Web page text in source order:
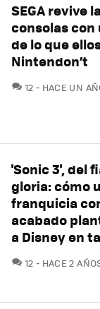
SEGA revive
consolas con
de lo que
Nintendon’t
12 HACE UN
'Sonic 3', del
gloria: cómo
franquicia
acabado
a Disney en
12 HACE 2